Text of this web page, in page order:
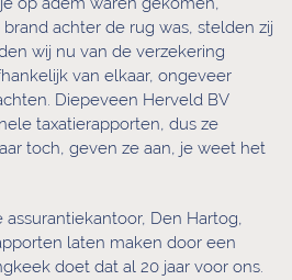
achter de rug was, stelden zij
wij nu van de verzekering
van elkaar, ongeveer
Diepeveen Herveld BV
taxatierapporten, dus ze
toch, geven ze aan, je weet het
assurantiekantoor, Den Hartog,
laten maken door een
doet dat al 20 jaar voor ons.